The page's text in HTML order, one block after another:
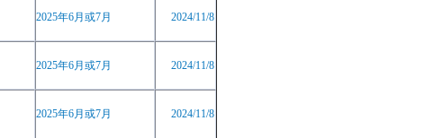
2025年6月或7月 2024/11/8
2025年6月或7月 2024/11/8
2025年6月或7月 2024/11/8